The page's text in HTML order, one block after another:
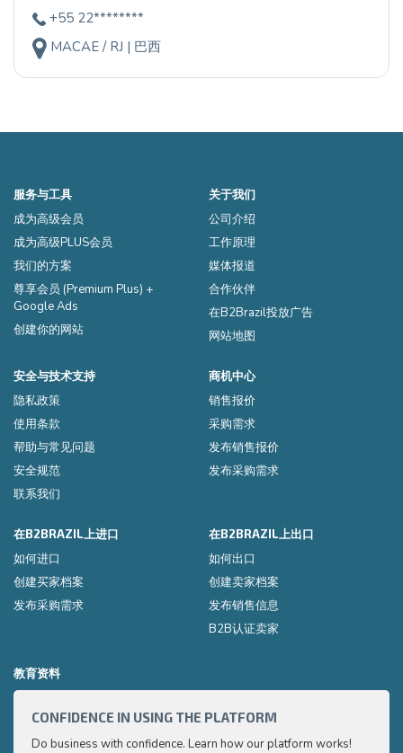
+55 22********
MACAE / RJ | 巴西
服务与工具
成为高级会员
成为高级PLUS会员
我们的方案
尊享会员 (Premium Plus) +
Google Ads
创建你的网站
关于我们
公司介绍
工作原理
媒体报道
合作伙伴
在B2Brazil投放广告
网站地图
安全与技术支持
隐私政策
使用条款
帮助与常见问题
安全规范
联系我们
商机中心
销售报价
采购需求
发布销售报价
发布采购需求
在B2BRAZIL上进口
如何进口
创建买家档案
发布采购需求
在B2BRAZIL上出口
如何出口
创建卖家档案
发布销售信息
B2B认证卖家
教育资料
CONFIDENCE IN USING THE PLATFORM
Do business with confidence. Learn how our platform works!